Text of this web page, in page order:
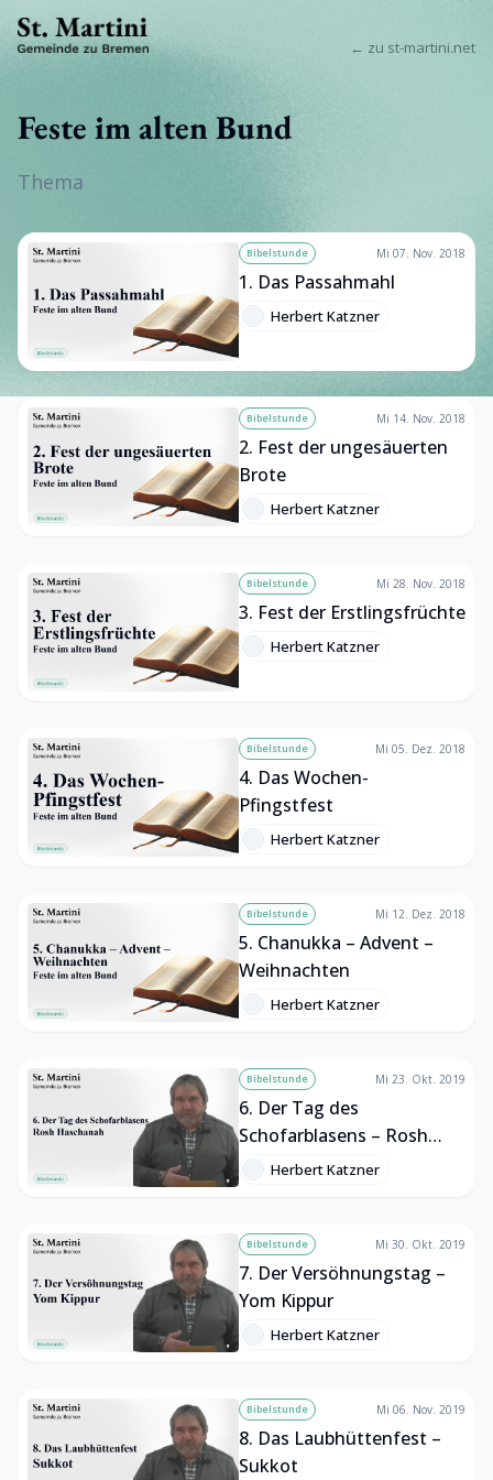
← zu st-martini.net
Feste im alten Bund
Thema
Bibelstunde Mi 07. Nov. 2018
1. Das Passahmahl
Herbert Katzner
Bibelstunde Mi 14. Nov. 2018
2. Fest der ungesäuerten
Brote
Herbert Katzner
Bibelstunde Mi 28. Nov. 2018
3. Fest der Erstlingsfrüchte
Herbert Katzner
Bibelstunde Mi 05. Dez. 2018
4. Das Wochen-
Pfingstfest
Herbert Katzner
Bibelstunde Mi 12. Dez. 2018
5. Chanukka – Advent –
Weihnachten
Herbert Katzner
Bibelstunde Mi 23. Okt. 2019
6. Der Tag des
Schofarblasens – Rosh
Haschanah
Herbert Katzner
Bibelstunde Mi 30. Okt. 2019
7. Der Versöhnungstag –
Yom Kippur
Herbert Katzner
Bibelstunde Mi 06. Nov. 2019
8. Das Laubhüttenfest –
Sukkot